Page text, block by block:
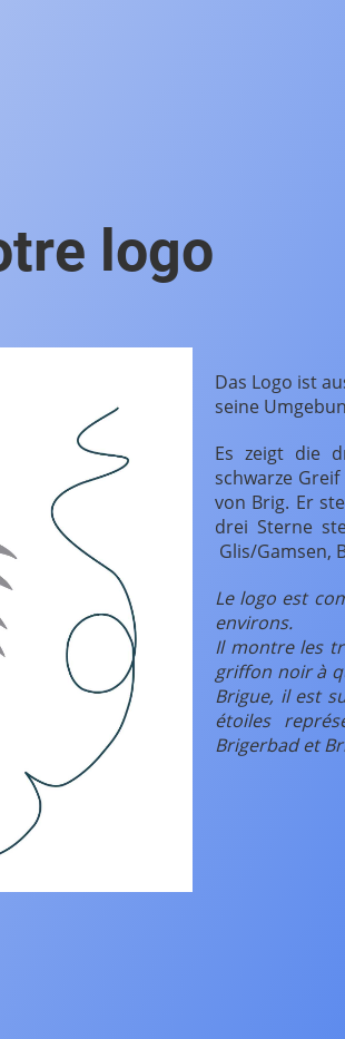
logo
Das Logo ist
seine
Es zeigt die
schwarze
von Brig. Er
drei Sterne
Glis/Gamsen,
Le logo est
environs.
Il montre les
griffon noir à
Brigue, il est
étoiles
Brigerbad et